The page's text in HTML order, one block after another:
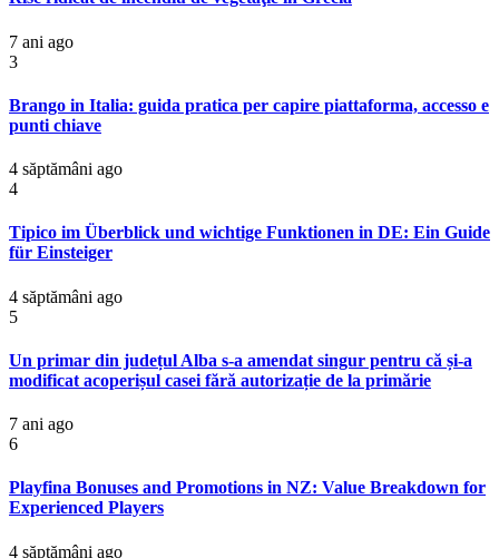
7 ani ago
3
Brango in Italia: guida pratica per capire piattaforma, accesso e
punti chiave
4 săptămâni ago
4
Tipico im Überblick und wichtige Funktionen in DE: Ein Guide
für Einsteiger
4 săptămâni ago
5
Un primar din județul Alba s-a amendat singur pentru că și-a
modificat acoperișul casei fără autorizație de la primărie
7 ani ago
6
Playfina Bonuses and Promotions in NZ: Value Breakdown for
Experienced Players
4 săptămâni ago